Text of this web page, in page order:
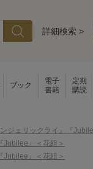
詳細検索 >
ブック
電子
書籍
定期
購読
ジェリックライ』『
』＜花組＞
』＜花組＞